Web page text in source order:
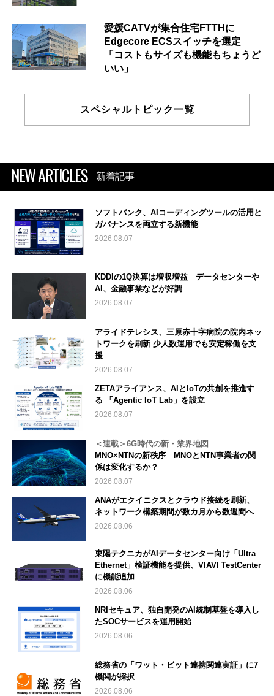
愛媛CATVが集合住宅FTTHに
Edgecore ECSスイッチを選定
「コストもサイズも機能もちょうど
いい」
スペシャルトピック一覧
NEW ARTICLES 新着記事
ソフトバンク、AIコーディングツールの活用と
ガバナンスを両立する新機能
2026.08.07
KDDIの1Q決算は増収増益 データセンターや
AI、金融事業などが好調
2026.08.07
アライドテレシス、三原赤十字病院の院内ネッ
トワークを刷新 少人数運用でも安定稼働を支
援
2026.08.07
ZETAアライアンス、AIとIoTの共創を推進す
る 「Agentic IoT Lab」を設立
2026.08.07
＜連載＞6G時代の新・業界地図
MNO×NTNの新秩序 MNOとNTN事業者の関
係は変化するか？
2026.08.07
ANAがエクイニクスとクラウド接続を刷新、
ネットワーク構築期間が数カ月から数週間へ
2026.08.06
東陽テクニカがAIデータセンター向け「Ultra
Ethernet」検証機能を提供、VIAVI TestCenter
に機能追加
2026.08.06
NRIセキュア、独自開発のAI統制基盤を導入し
たSOCサービスを運用開始
2026.08.06
総務省の「ワット・ビット連携関連実証」に7
機関が採択
2026.08.06